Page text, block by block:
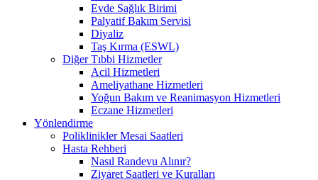
Evde Sağlık Birimi
Palyatif Bakım Servisi
Diyaliz
Taş Kırma (ESWL)
Diğer Tıbbi Hizmetler
Acil Hizmetleri
Ameliyathane Hizmetleri
Yoğun Bakım ve Reanimasyon Hizmetleri
Eczane Hizmetleri
Yönlendirme
Poliklinikler Mesai Saatleri
Hasta Rehberi
Nasıl Randevu Alınır?
Ziyaret Saatleri ve Kuralları